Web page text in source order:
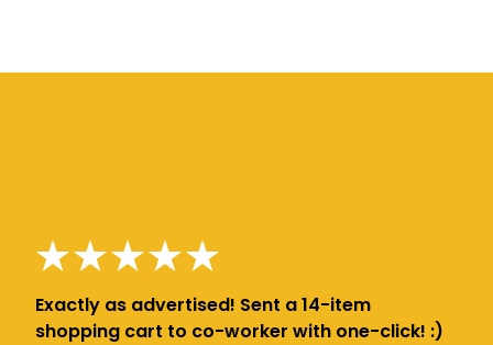
Exactly as advertised! Sent a 14-item
shopping cart to co-worker with one-click! :)